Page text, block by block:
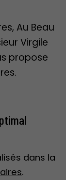
Au Beau
Virgile
propose
dans la
.